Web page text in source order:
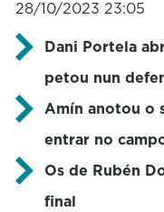
28/10/2023 23:05
Dani Portela
petou nun
Amín anotou o
entrar no
Os de Rubén
final